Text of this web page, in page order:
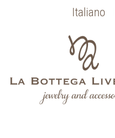
Italiano